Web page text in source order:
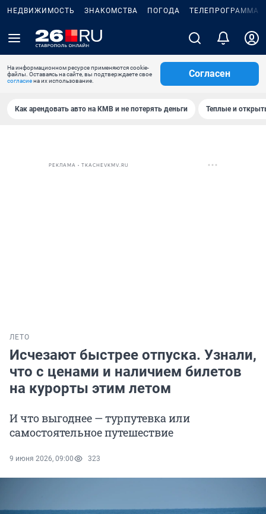
НЕДВИЖИМОСТЬ ЗНАКОМСТВА ПОГОДА ТЕЛЕПРОГРАММА
На информационном ресурсе применяются cookie-
файлы. Оставаясь на сайте, вы подтверждаете свое
согласиена их использование.
Согласен
Как арендовать авто на КМВ и не потерять деньги Теплые и
РЕКЛАМА • TKACHEVKMV.RU
ЛЕТО
Исчезают быстрее отпуска. Узнали,
что с ценами и наличием билетов
на курорты этим летом
И что выгоднее — турпутевка или
самостоятельное путешествие
9 июня 2026, 09:00 323